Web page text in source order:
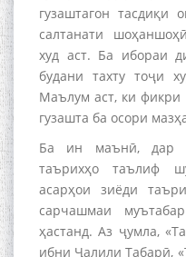
гузаштагон тасдиқи
салтанати
худ аст. Ба ибораи
будани тахту тоҷи
Маълум аст, ки фикри
гузашта ба осори
Ба ин маънӣ, дар
таърихҳо таълиф
асарҳои зиёди
сарчашмаи
ҳастанд. Аз ҷумла,
ибни Ҷалили Табарӣ,